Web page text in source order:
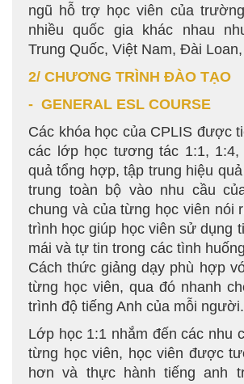
ngũ hỗ trợ học viên của
nhiều quốc gia khác nhau
Trung Quốc, Việt Nam, Đài
2/ CHƯƠNG TRÌNH ĐÀO TẠO
- GENERAL ESL COURSE
Các khóa học của CPLIS được
các lớp học tương tác 1:1, 1:4,
quả tổng hợp, tập trung hiệu
trung toàn bộ vào nhu cầu
chung và của từng học viên nói
trình học giúp học viên sử dụng
mái và tự tin trong các tình
Cách thức giảng dạy phù hợp
từng học viên, qua đó nhanh
trình độ tiếng Anh của mỗi người.
Lớp học 1:1 nhắm đến các nhu
từng học viên, học viên được
hơn và thực hành tiếng anh